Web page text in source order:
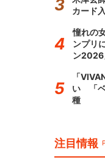
カード
憧れの
ンプリ
ン2026
「
い 「ベ
種
注目情報